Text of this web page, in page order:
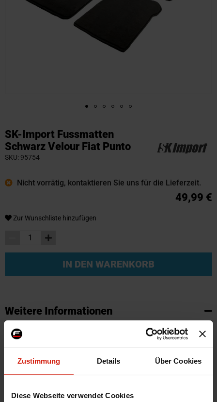
Zustimmung Details Über Cookies
Diese Webseite verwendet Cookies
SK-Import Fussmatten
Schwarz Velour Fiat Punto
SKU 95754
Nicht vorrätig, kontaktieren Sie uns für die Lieferzeit.
49,99 €
Zur Wunschliste hinzufügen
IN DEN WARENKORB
Anfang
der
Bildgalerie
Weitere Informationen
Weitere
Informationen
SKU
Marke
SK-Import
Zertifikat
Kein Gutachten oder ABE
Farbe
Schwarz
Montagematerial
Nein